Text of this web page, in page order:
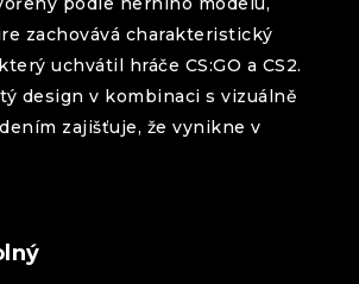
zachovává charakteristický
uchvátil hráče CS:GO a CS2.
design v kombinaci s vizuálně
zajišťuje, že vynikne v